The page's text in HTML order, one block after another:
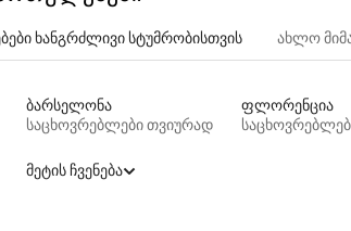
ხანგრძლივი სტუმრობისთვის ახლო
ბარსელონა
საცხოვრებლები თვიურად
ფლორენცია
მეტის ჩვენება